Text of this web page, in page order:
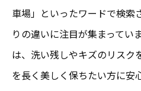
車場」といったワードで検索
りの違いに注目が集まってい
は、洗い残しやキズのリスク
を長く美しく保ちたい方に安